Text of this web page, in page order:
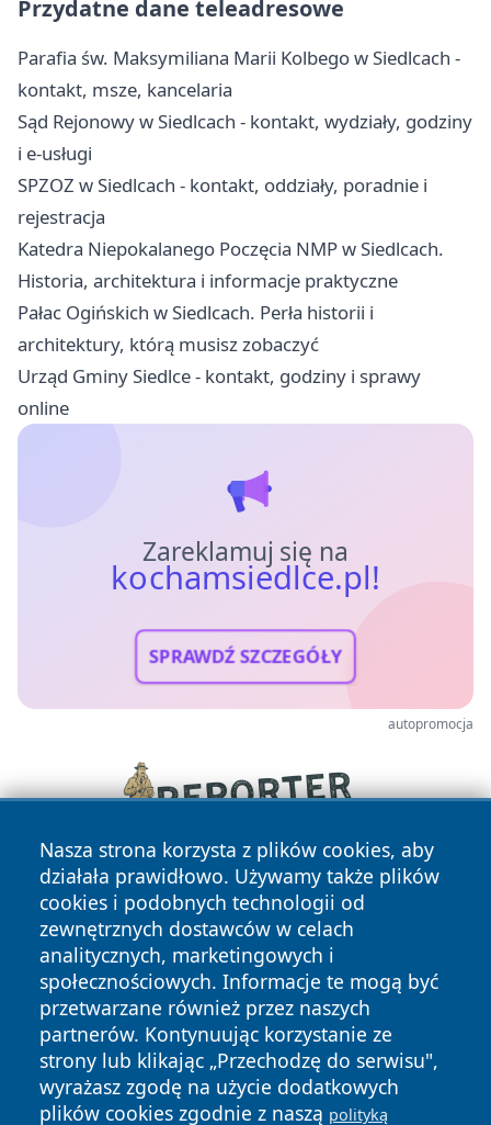
Przydatne dane teleadresowe
Parafia św. Maksymiliana Marii Kolbego w Siedlcach -
kontakt, msze, kancelaria
Sąd Rejonowy w Siedlcach - kontakt, wydziały, godziny
i e-usługi
SPZOZ w Siedlcach - kontakt, oddziały, poradnie i
rejestracja
Katedra Niepokalanego Poczęcia NMP w Siedlcach.
Historia, architektura i informacje praktyczne
Pałac Ogińskich w Siedlcach. Perła historii i
architektury, którą musisz zobaczyć
Urząd Gminy Siedlce - kontakt, godziny i sprawy
online
Zareklamuj się na
kochamsiedlce.pl!
SPRAWDŹ SZCZEGÓŁY
autopromocja
Nasza strona korzysta z plików cookies, aby
działała prawidłowo. Używamy także plików
cookies i podobnych technologii od
zewnętrznych dostawców w celach
analitycznych, marketingowych i
społecznościowych. Informacje te mogą być
przetwarzane również przez naszych
partnerów. Kontynuując korzystanie ze
strony lub klikając „Przechodzę do serwisu",
wyrażasz zgodę na użycie dodatkowych
plików cookies zgodnie z naszą polityką
Copyright © 2026 kochamsiedlce.pl Wszystkie prawa
zastrzeżone.